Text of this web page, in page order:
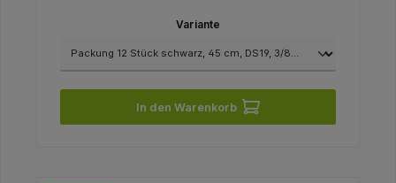
Variante
In den Warenkorb